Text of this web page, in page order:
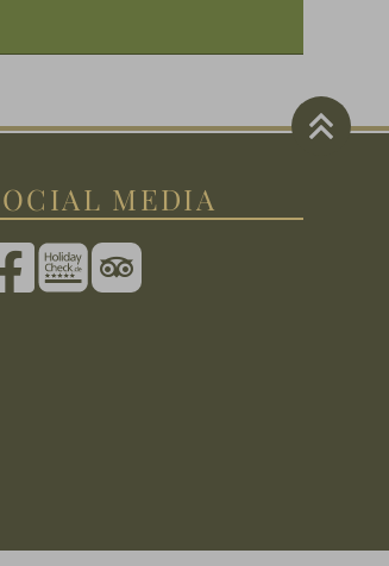
MEDIA